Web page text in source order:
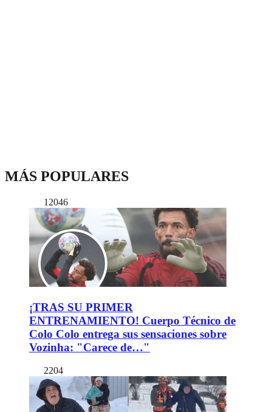
MÁS POPULARES
12046
¡TRAS SU PRIMER
ENTRENAMIENTO! Cuerpo Técnico de
Colo Colo entrega sus sensaciones sobre
Vozinha: "Carece de…"
2204